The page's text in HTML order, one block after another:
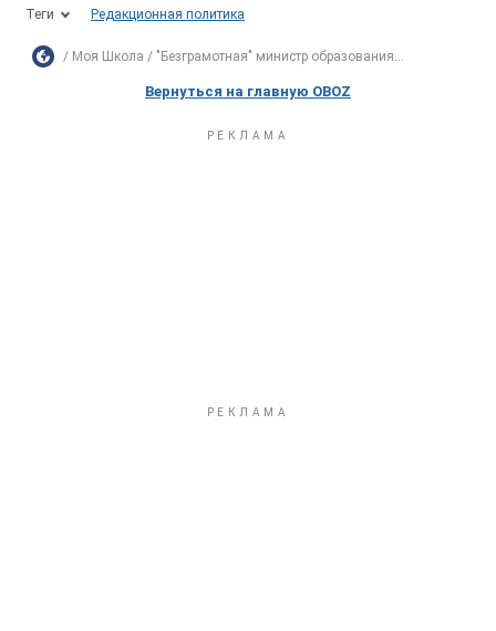
Теги Редакционная политика
Моя Школа "Безграмотная" министр образования...
Вернуться на главную OBOZ